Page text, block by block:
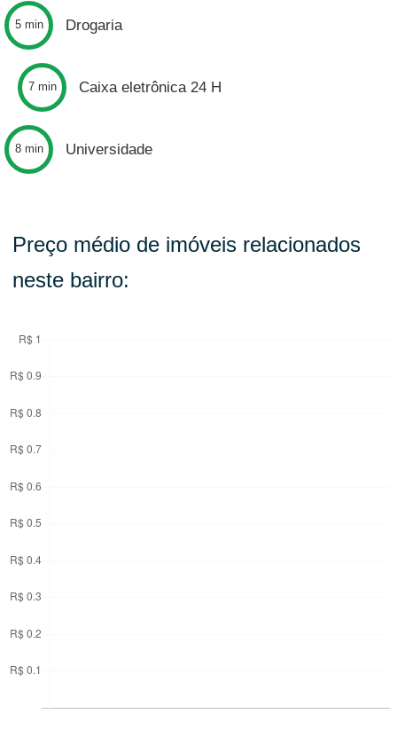
5 min Drogaria
7 min Caixa eletrônica 24 H
8 min Universidade
Preço médio de imóveis relacionados
neste bairro: